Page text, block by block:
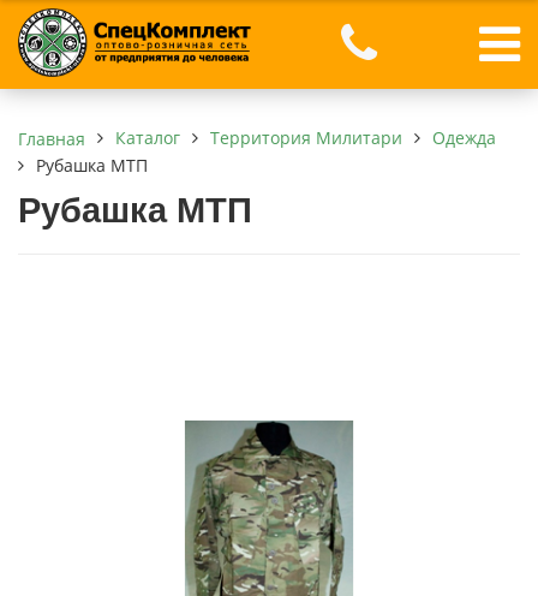
Главная Каталог Территория Милитари
Одежда
Рубашка МТП
Рубашка МТП